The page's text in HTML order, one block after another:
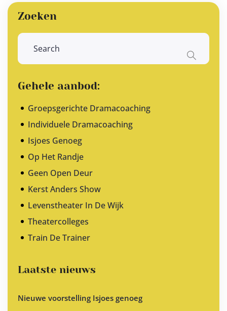
Zoeken
Gehele aanbod:
Groepsgerichte Dramacoaching
Individuele Dramacoaching
Isjoes Genoeg
Op Het Randje
Geen Open Deur
Kerst Anders Show
Levenstheater In De Wijk
Theatercolleges
Train De Trainer
Laatste nieuws
Nieuwe voorstelling Isjoes genoeg